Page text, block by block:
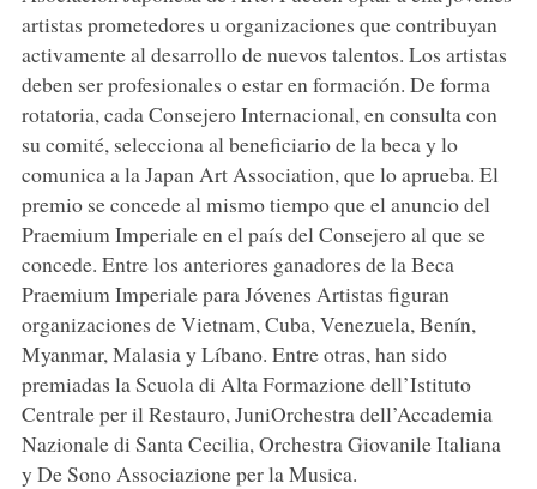
artistas prometedores u organizaciones que contribuyan
activamente al desarrollo de nuevos talentos. Los artistas
deben ser profesionales o estar en formación. De forma
rotatoria, cada Consejero Internacional, en consulta con
su comité, selecciona al beneficiario de la beca y lo
comunica a la Japan Art Association, que lo aprueba. El
premio se concede al mismo tiempo que el anuncio del
Praemium Imperiale en el país del Consejero al que se
concede. Entre los anteriores ganadores de la Beca
Praemium Imperiale para Jóvenes Artistas figuran
organizaciones de Vietnam, Cuba, Venezuela, Benín,
Myanmar, Malasia y Líbano. Entre otras, han sido
premiadas la Scuola di Alta Formazione dell’Istituto
Centrale per il Restauro, JuniOrchestra dell’Accademia
Nazionale di Santa Cecilia, Orchestra Giovanile Italiana
y De Sono Associazione per la Musica.